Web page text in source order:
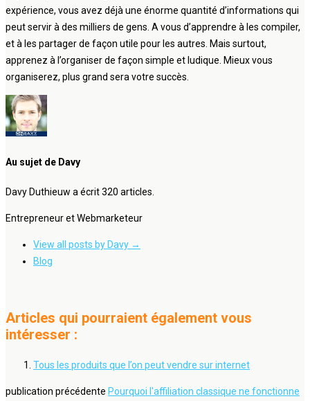
expérience, vous avez déjà une énorme quantité d’informations qui
peut servir à des milliers de gens. A vous d’apprendre à les compiler,
et à les partager de façon utile pour les autres. Mais surtout,
apprenez à l’organiser de façon simple et ludique. Mieux vous
organiserez, plus grand sera votre succès.
Au sujet de Davy
Davy Duthieuw a écrit 320 articles.
Entrepreneur et Webmarketeur
View all posts by Davy →
Blog
Articles qui pourraient également vous
intéresser :
Tous les produits que l’on peut vendre sur internet
publication précédente Pourquoi l'affiliation classique ne fonctionne